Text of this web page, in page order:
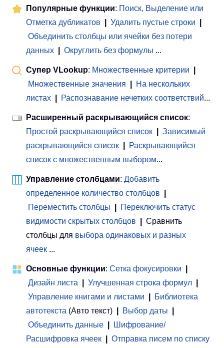
Популярные функции: Поиск, Выделение или
Отметка дубликатов
Удалить пустые строки
Объединить столбцы или ячейки без потери
данных
Округлить без формулы ...
Супер VLookup: Множественные критерии
Множественные значения
На нескольких
листах
Распознавание нечетких соответствий...
Расширенный раскрывающийся список:
Простой раскрывающийся список
Зависимый
раскрывающийся список
Раскрывающийся
список с множественным выбором...
Управление столбцами: Добавить
определенное количество столбцов
Переместить столбцы
Переключить статус
видимости скрытых столбцов
Сравнить
столбцы для выбора одинаковых и разных
ячеек ...
Основные функции: Сетка фокусировки
Дизайн листа
Улучшенная строка формул
Управление книгами и листами
Библиотека
автотекста (Авто текст) Выбор даты
Объединить данные
Шифрование/
Расшифровка ячеек
Отправка писем по списку